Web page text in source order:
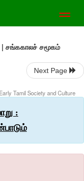
| சங்ககாலச் சமூகம்
Next Page
Tamil Society and Culture
: